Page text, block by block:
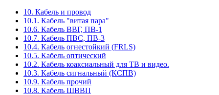
10. Кабель и провод
10.1. Кабель "витая пара"
10.6. Кабель ВВГ, ПВ-1
10.7. Кабель ПВС, ПВ-3
10.4. Кабель огнестойкий (FRLS)
10.5. Кабель оптический
10.2. Кабель коаксиальный для ТВ и видео.
10.3. Кабель сигнальный (КСПВ)
10.9. Кабель прочий
10.8. Кабель ШВВП